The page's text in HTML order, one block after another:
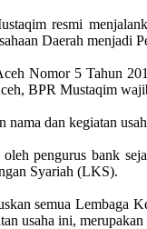
resmi
Daerah menjadi
Nomor 5 Tahun
BPR Mustaqim
dan kegiatan
pengurus bank
Syariah (LKS).
semua Lembaga
usaha ini,